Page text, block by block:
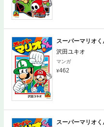
スーパーマリオく
沢田ユキオ
マンガ
462
スーパーマリオく